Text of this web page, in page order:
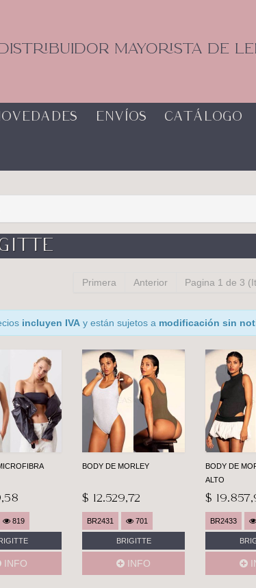
MAYORISTA DE
ENVÍOS CATÁLOGO
Primera Anterior Pagina 1 de 3
incluyen IVA y están sujetos a modificación sin
819
INFO
BODY DE MORLEY
$ 12.529,72
BR2431 701
BRIGITTE
INFO
BODY DE
ALTO
$
BR2433